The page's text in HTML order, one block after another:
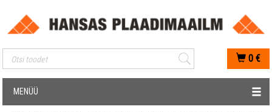
Mobiilis otsimise sisestus
0 €
MENÜÜ